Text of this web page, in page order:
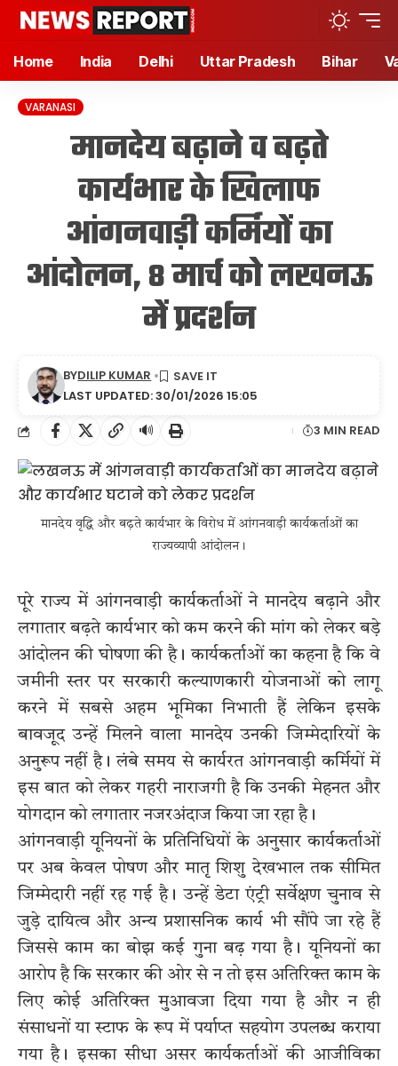
Home India Delhi Uttar Pradesh Bihar
VARANASI
मानदेय बढ़ाने व बढ़ते
कार्यभार के खिलाफ
आंगनवाड़ी कर्मियों का
आंदोलन, 8 मार्च को लखनऊ
में प्रदर्शन
LAST UPDATED: 30/01/2026 15:05
BYDILIP KUMAR
🔊 3 MIN READ
मानदेय वृद्धि और बढ़ते कार्यभार के विरोध में आंगनवाड़ी कार्यकर्ताओं का
राज्यव्यापी आंदोलन।
पूरे राज्य में आंगनवाड़ी कार्यकर्ताओं ने मानदेय बढ़ाने और
लगातार बढ़ते कार्यभार को कम करने की मांग को लेकर बड़े
आंदोलन की घोषणा की है। कार्यकर्ताओं का कहना है कि वे
जमीनी स्तर पर सरकारी कल्याणकारी योजनाओं को लागू
करने में सबसे अहम भूमिका निभाती हैं लेकिन इसके
बावजूद उन्हें मिलने वाला मानदेय उनकी जिम्मेदारियों के
अनुरूप नहीं है। लंबे समय से कार्यरत आंगनवाड़ी कर्मियों में
इस बात को लेकर गहरी नाराजगी है कि उनकी मेहनत और
योगदान को लगातार नजरअंदाज किया जा रहा है।
आंगनवाड़ी यूनियनों के प्रतिनिधियों के अनुसार कार्यकर्ताओं
पर अब केवल पोषण और मातृ शिशु देखभाल तक सीमित
जिम्मेदारी नहीं रह गई है। उन्हें डेटा एंट्री सर्वेक्षण चुनाव से
जुड़े दायित्व और अन्य प्रशासनिक कार्य भी सौंपे जा रहे हैं
जिससे काम का बोझ कई गुना बढ़ गया है। यूनियनों का
आरोप है कि सरकार की ओर से न तो इस अतिरिक्त काम के
लिए कोई अतिरिक्त मुआवजा दिया गया है और न ही
संसाधनों या स्टाफ के रूप में पर्याप्त सहयोग उपलब्ध कराया
गया है। इसका सीधा असर कार्यकर्ताओं की आजीविका